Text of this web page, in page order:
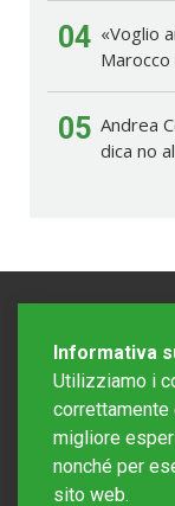
04 «Voglio
05 Andrea
dica no
Informativa
Utilizziamo i
correttamente
migliore
nonché per
sito web.